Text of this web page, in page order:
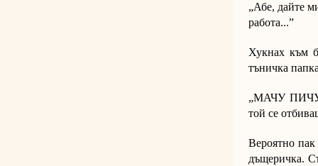
„Абе, дайте
работа...”
Хукнах към
тъничка
„МАЧУ
той се
Вероятно
дъщеричка.